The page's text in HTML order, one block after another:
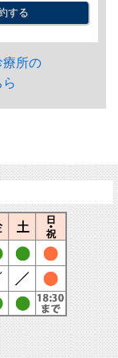
する
療所の